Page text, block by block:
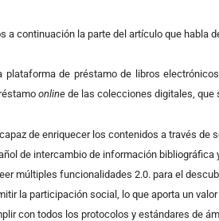
a continuación la parte del artículo que habla
plataforma de préstamo de libros
online de las colecciones digitales, que
de enriquecer los contenidos a través de
de intercambio de información bibliográfica
múltiples funcionalidades 2.0. para el
la participación social, lo que aporta un
con todos los protocolos y estándares de